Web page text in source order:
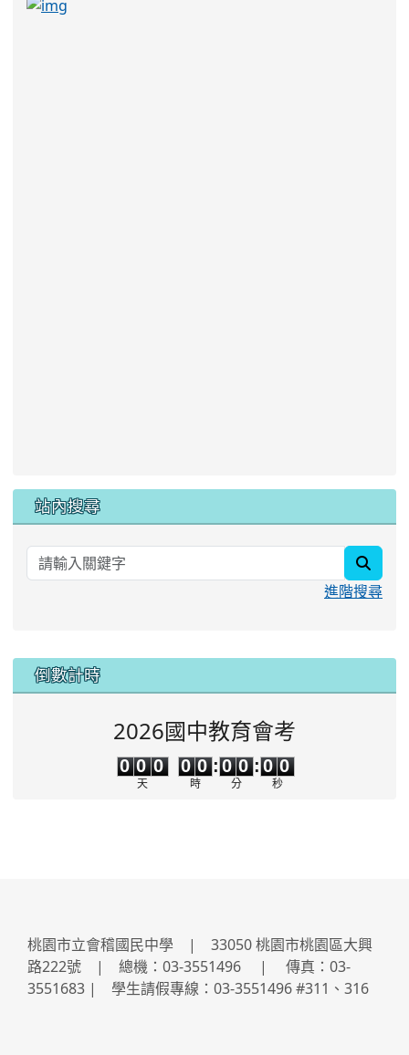
站內搜尋
進階搜尋
::: 倒數計時
2026國中教育會考
0 0 0
天
0
0
0
0
時
:
0
0
0
0
分
:
0
0
0
0
秒
桃園市立會稽國民中學 | 33050 桃園市桃園區大興
路222號 | 總機：03-3551496 | 傳真：03-
3551683 | 學生請假專線：03-3551496 #311、316